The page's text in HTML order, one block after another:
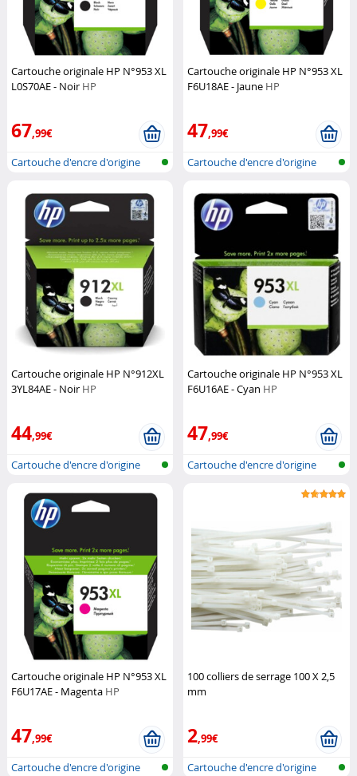
Cartouche originale HP N°953 XL
L0S70AE - Noir HP
67,99€
Cartouche d'encre d'origine
Cartouche originale HP N°953 XL
F6U18AE - Jaune HP
47,99€
Cartouche d'encre d'origine
Cartouche originale HP N°912XL
3YL84AE - Noir HP
44,99€
Cartouche d'encre d'origine
Cartouche originale HP N°953 XL
F6U16AE - Cyan HP
47,99€
Cartouche d'encre d'origine
Cartouche originale HP N°953 XL
F6U17AE - Magenta HP
47,99€
Cartouche d'encre d'origine
100 colliers de serrage 100 X 2,5
mm
2,99€
Cartouche d'encre d'origine